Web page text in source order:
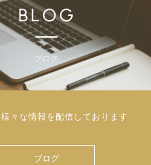
々な情報を配信しております
ブログ